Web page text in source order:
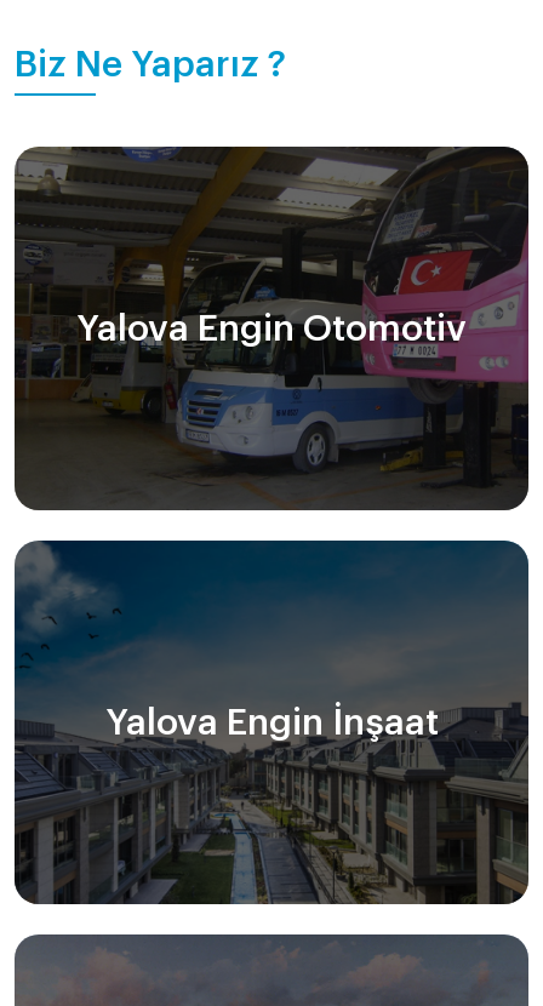
Biz Ne Yaparız ?
Yalova Engin Otomotiv
Yalova Engin İnşaat